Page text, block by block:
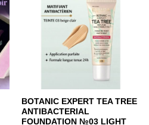
BOTANIC EXPERT TEA TREE
ANTIBACTERIAL
FOUNDATION №03 LIGHT